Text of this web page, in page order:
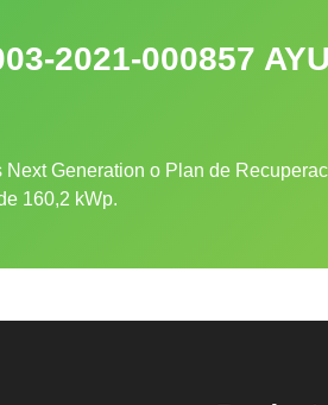
2021-000857
Generation o Plan de
160,2 kWp.